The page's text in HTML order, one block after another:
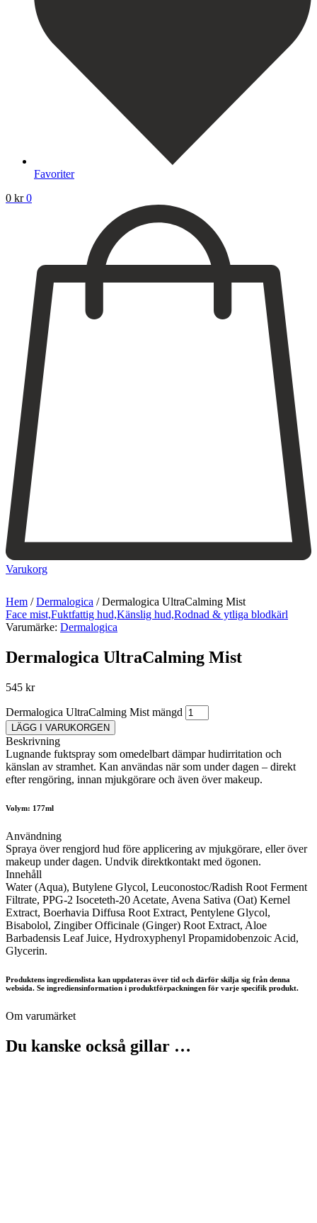
Favoriter
0 kr 0
Varukorg
Hem /Dermalogica /Dermalogica UltraCalming Mist
Face mist,Fuktfattig hud,Känslig hud,Rodnad & ytliga blodkärl
Varumärke: Dermalogica
Dermalogica UltraCalming Mist
545 kr
Dermalogica UltraCalming Mist mängd
LÄGG I VARUKORGEN
Beskrivning
Lugnande fuktspray som omedelbart dämpar hudirritation och
känslan av stramhet. Kan användas när som under dagen – direkt
efter rengöring, innan mjukgörare och även över makeup.
Volym: 177ml
Användning
Spraya över rengjord hud före applicering av mjukgörare, eller över
makeup under dagen. Undvik direktkontakt med ögonen.
Innehåll
Water (Aqua), Butylene Glycol, Leuconostoc/Radish Root Ferment
Filtrate, PPG-2 Isoceteth-20 Acetate, Avena Sativa (Oat) Kernel
Extract, Boerhavia Diffusa Root Extract, Pentylene Glycol,
Bisabolol, Zingiber Officinale (Ginger) Root Extract, Aloe
Barbadensis Leaf Juice, Hydroxyphenyl Propamidobenzoic Acid,
Glycerin.
Produktens ingredienslista kan uppdateras över tid och därför skilja sig från denna
websida. Se ingrediensinformation i produktförpackningen för varje specifik produkt.
Om varumärket
Du kanske också gillar …